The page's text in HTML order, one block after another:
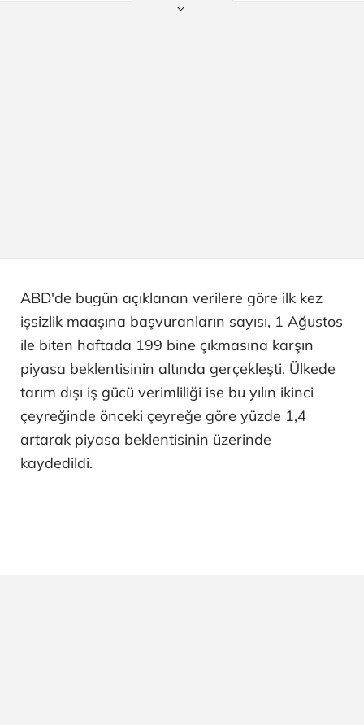
ABD'de bugün açıklanan verilere göre ilk kez
işsizlik maaşına başvuranların sayısı, 1 Ağustos
ile biten haftada 199 bine çıkmasına karşın
piyasa beklentisinin altında gerçekleşti. Ülkede
tarım dışı iş gücü verimliliği ise bu yılın ikinci
çeyreğinde önceki çeyreğe göre yüzde 1,4
artarak piyasa beklentisinin üzerinde
kaydedildi.